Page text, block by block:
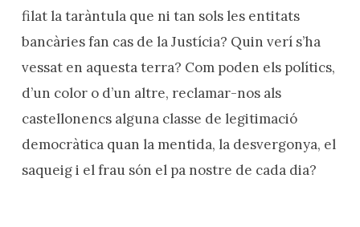
filat la taràntula que ni tan sols les entitats
bancàries fan cas de la Justícia? Quin verí s’ha
vessat en aquesta terra? Com poden els polítics,
d’un color o d’un altre, reclamar-nos als
castellonencs alguna classe de legitimació
democràtica quan la mentida, la desvergonya, el
saqueig i el frau són el pa nostre de cada dia?